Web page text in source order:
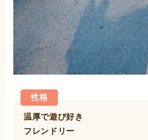
性格
温厚で遊び好き
フレンドリー